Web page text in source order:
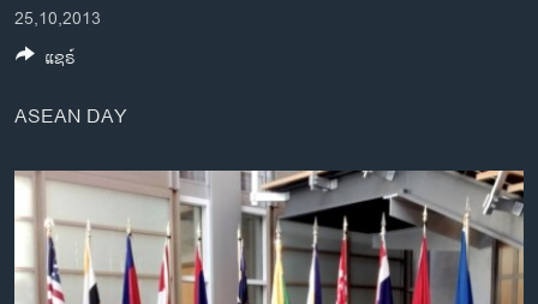
ໄປ
ຫາ
ຄົ້ນ
ການເລືອກຕັ້ງ ປະທານາທີບໍດີ ສະຫະລັດ 2024
ຂ່າວ​ຈີນ
ໂລກ
ອິດສະຫຼະພາບດ້ານການຂ່າວ
ຊີວິດຊາວລາວ
ຊຸມຊົນຊາວລາວ
25,10,2013
ASEAN DAY
ແຊຣ໌